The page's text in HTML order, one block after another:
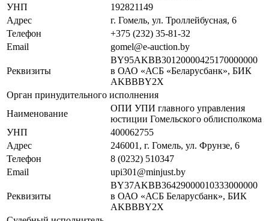
УНП
192821149
Адрес
г. Гомель, ул. Троллейбусная, 6
Телефон
+375 (232) 35-81-32
Email
gomel@e-auction.by
Реквизиты
BY95AKBB30120000425170000000
в ОАО «АСБ «Беларусбанк», БИК
AKBBBY2X
Орган принудительного исполнения
Наименование
ОПИ УПИ главного управления
юстиции Гомельского облисполкома
УНП
400062755
Адрес
246001, г. Гомель, ул. Фрунзе, 6
Телефон
8 (0232) 510347
Email
upi301@minjust.by
Реквизиты
BY37AKBB36429000010333000000
в ОАО «АСБ Беларусбанк», БИК
AKBBBY2X